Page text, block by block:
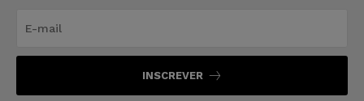
INSCREVER